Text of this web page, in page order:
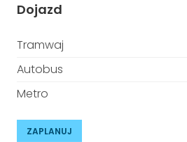
Dojazd
Tramwaj
Autobus
Metro
ZAPLANUJ